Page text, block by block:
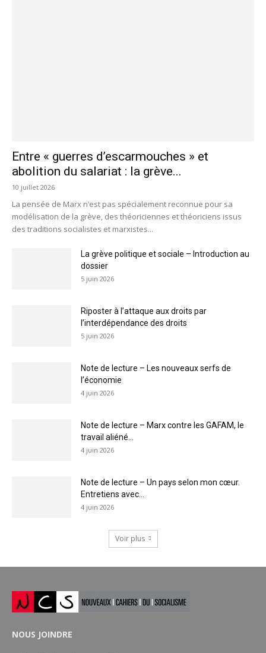
Entre « guerres d’escarmouches » et
abolition du salariat : la grève...
10 juillet 2026
La pensée de Marx n’est pas spécialement reconnue pour sa
modélisation de la grève, des théoriciennes et théoriciens issus
des traditions socialistes et marxistes...
La grève politique et sociale – Introduction au
dossier
5 juin 2026
Riposter à l’attaque aux droits par
l’interdépendance des droits
5 juin 2026
Note de lecture – Les nouveaux serfs de
l’économie
4 juin 2026
Note de lecture – Marx contre les GAFAM, le
travail aliéné...
4 juin 2026
Note de lecture – Un pays selon mon cœur.
Entretiens avec...
4 juin 2026
Voir plus
NOUS JOINDRE